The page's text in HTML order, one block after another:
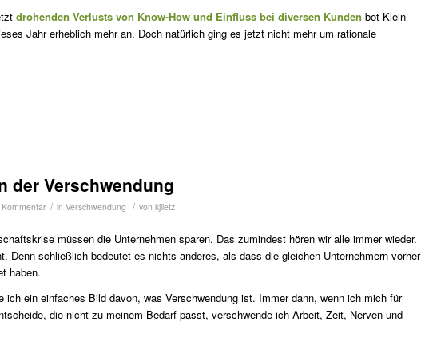
drohenden Verlusts von Know-How und Einfluss bei diversen Kunden bot Klein
Jahr erheblich mehr an. Doch natürlich ging es jetzt nicht mehr um rationale
der Verschwendung
Kommentar / in Verschwendung / von kjlietz
müssen die Unternehmen sparen. Das zumindest hören wir alle immer wieder.
Denn schließlich bedeutet es nichts anderes, als dass die gleichen Unternehmern vorher
haben.
ich ein einfaches Bild davon, was Verschwendung ist. Immer dann, wenn ich mich für
die nicht zu meinem Bedarf passt, verschwende ich Arbeit, Zeit, Nerven und